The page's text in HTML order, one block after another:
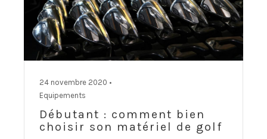
24 novembre 2020 •
Equipements
Débutant : comment bien
choisir son matériel de golf